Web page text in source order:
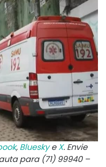
, BlueskyeX. Envie
para (71) 99940 –